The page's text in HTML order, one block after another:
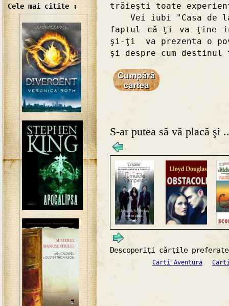
Cele mai citite :
trăieşti toate
Vei iubi "Casa de la
faptul că-ţi va ţine
şi-ţi va prezenta o
şi despre cum
S-ar putea să vă placă şi
Descoperiţi cărţile
Carti Aventura